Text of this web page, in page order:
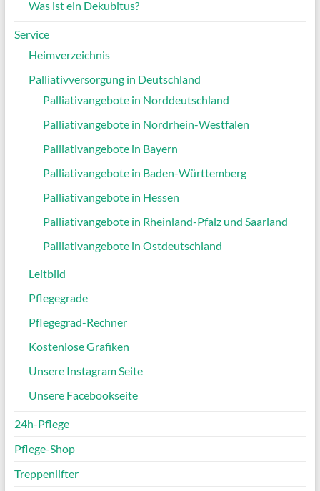
Was ist ein Dekubitus?
Service
Heimverzeichnis
Palliativversorgung in Deutschland
Palliativangebote in Norddeutschland
Palliativangebote in Nordrhein-Westfalen
Palliativangebote in Bayern
Palliativangebote in Baden-Württemberg
Palliativangebote in Hessen
Palliativangebote in Rheinland-Pfalz und Saarland
Palliativangebote in Ostdeutschland
Leitbild
Pflegegrade
Pflegegrad-Rechner
Kostenlose Grafiken
Unsere Instagram Seite
Unsere Facebookseite
24h-Pflege
Pflege-Shop
Treppenlifter